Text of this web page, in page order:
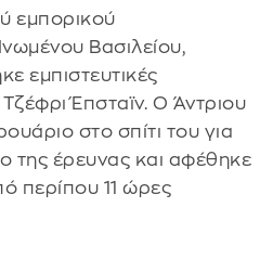
εμπορικού
Βασιλείου,
εμπιστευτικές
Έπσταϊν. Ο Άντριου
στο σπίτι του για
της έρευνας και αφέθηκε
περίπου 11 ώρες